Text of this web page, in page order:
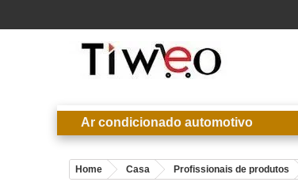
Ar condicionado automotivo
Home Casa Profissionais de produtos